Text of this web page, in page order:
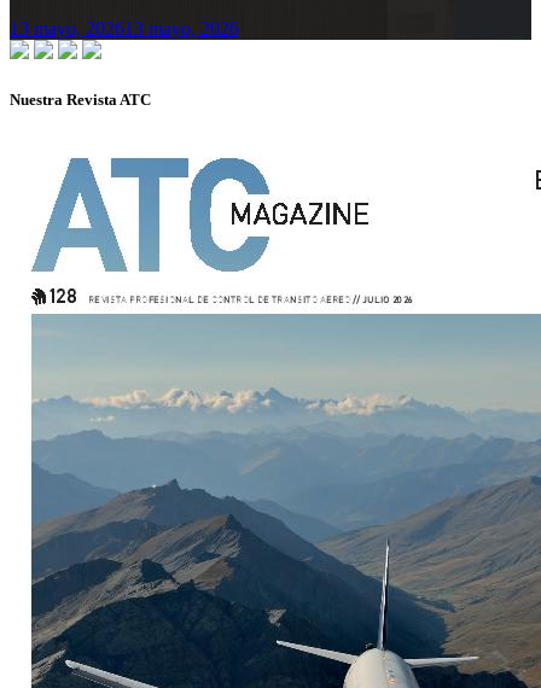
13 mayo, 202613 mayo, 2026
Nuestra Revista ATC